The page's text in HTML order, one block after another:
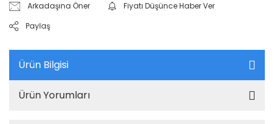
Arkadaşına Öner
Fiyatı Düşünce Haber Ver
Paylaş
Ürün Bilgisi
Ürün Yorumları